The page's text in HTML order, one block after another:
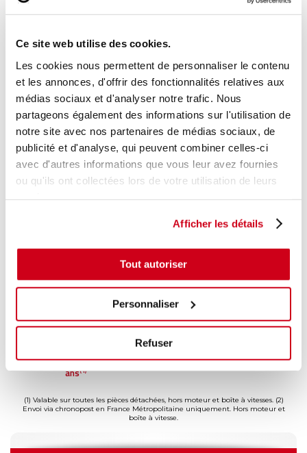
Ce site web utilise des cookies.
Les cookies nous permettent de personnaliser le contenu
et les annonces, d'offrir des fonctionnalités relatives aux
médias sociaux et d'analyser notre trafic. Nous
partageons également des informations sur l'utilisation de
notre site avec nos partenaires de médias sociaux, de
publicité et d'analyse, qui peuvent combiner celles-ci
avec d'autres informations que vous leur avez fournies
ou qu'ils ont collectées lors de votre utilisation de leurs
Afficher les détails
Tout autoriser
Personnaliser
Refuser
Réf. constructeur :6431F3
Caractéristiques techniques
En stock 16
AJOUTER AU PANIER
jusqu'à 2
ans(1)
Livraison dès
24h(2)
en France
(1) Valable sur toutes les pièces détachées, hors moteur et boîte à vitesses. (2)
Envoi via chronopost en France Métropolitaine uniquement. Hors moteur et
boîte à vitesse.